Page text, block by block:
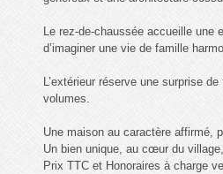
Le rez-de-chaussée accueille une
d’imaginer une vie de famille
L’extérieur réserve une surprise
volumes.
Une maison au caractère affirmé,
Un bien unique, au cœur du
Prix TTC et Honoraires à charge